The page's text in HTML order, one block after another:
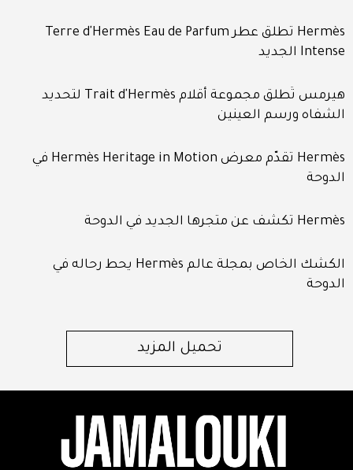
Hermès تطلق عطر Terre d'Hermès Eau de Parfum
Intense الجديد
هيرمس تُطلق مجموعة أقلام Trait d'Hermès لتحديد
الشفاه ورسم العينين
Hermès تقدّم معرض Hermès Heritage in Motion في
الدوحة
Hermès تكشف عن متجرها الجديد في الدوحة
الكشك الخاص بمجلة عالم Hermès يحط رحاله في
الدوحة
تحميل المزيد